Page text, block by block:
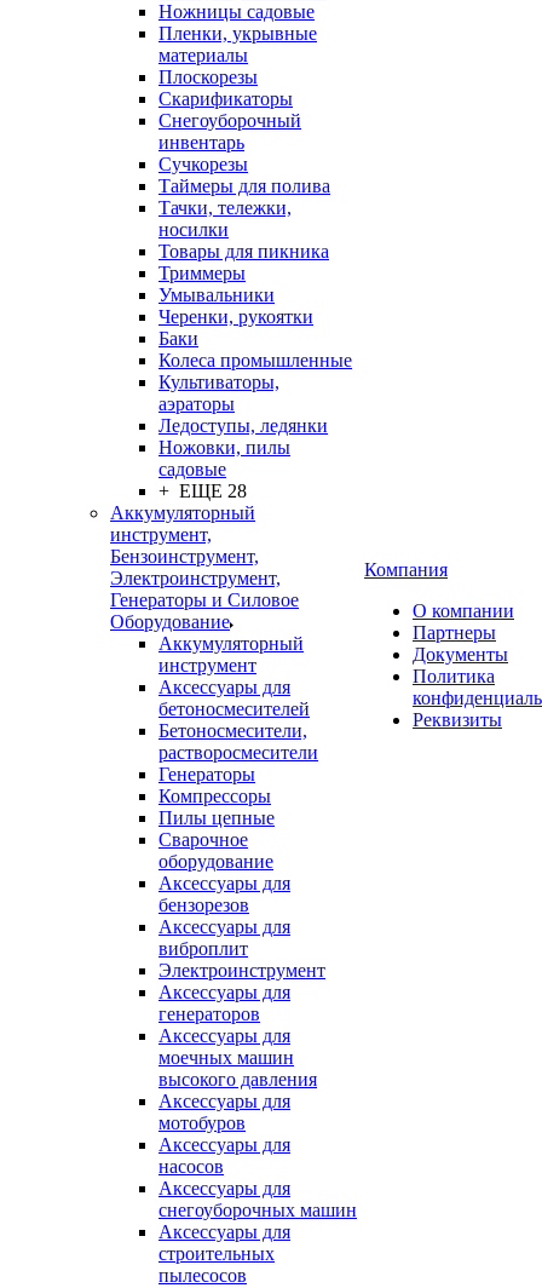
Ножницы садовые
Пленки, укрывные
материалы
Плоскорезы
Скарификаторы
Снегоуборочный
инвентарь
Сучкорезы
Таймеры для полива
Тачки, тележки,
носилки
Товары для пикника
Триммеры
Умывальники
Черенки, рукоятки
Баки
Колеса промышленные
Культиваторы,
аэраторы
Ледоступы, ледянки
Ножовки, пилы
садовые
+ ЕЩЕ 28
Аккумуляторный
инструмент,
Бензоинструмент,
Электроинструмент,
Генераторы и Силовое
Оборудование
Аккумуляторный
инструмент
Аксессуары для
бетоносмесителей
Бетоносмесители,
растворосмесители
Генераторы
Компрессоры
Пилы цепные
Сварочное
оборудование
Аксессуары для
бензорезов
Аксессуары для
виброплит
Электроинструмент
Аксессуары для
генераторов
Аксессуары для
моечных машин
высокого давления
Аксессуары для
мотобуров
Аксессуары для
насосов
Аксессуары для
снегоуборочных машин
Аксессуары для
строительных
пылесосов
Компания
О компании
Партнеры
Документы
Политика
Реквизиты